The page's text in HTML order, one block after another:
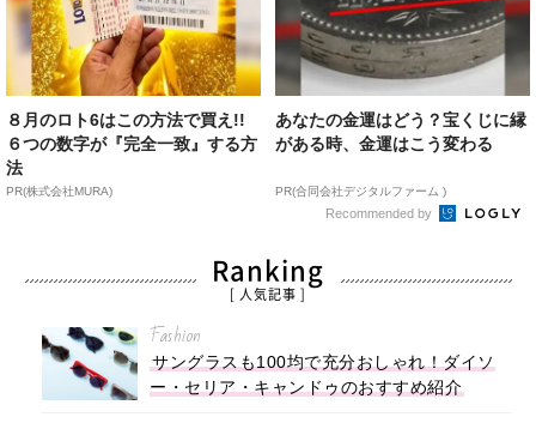
８月のロト6はこの方法で買え!!
６つの数字が『完全一致』する方
法
PR(株式会社MURA)
あなたの金運はどう？宝くじに縁
がある時、金運はこう変わる
PR(合同会社デジタルファーム )
Recommended by
Ranking
[ 人気記事 ]
Fashion
サングラスも100均で充分おしゃれ！ダイソ
ー・セリア・キャンドゥのおすすめ紹介